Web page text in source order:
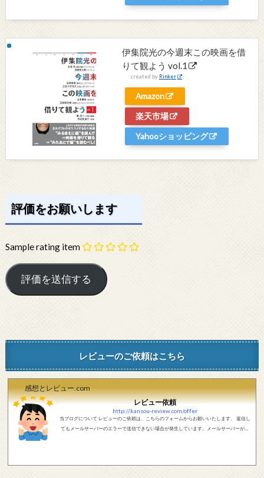
伊集院光の今週末この映画を借
りて観よう vol.1
created by Rinker
Amazon
楽天市場
Yahooショッピング
評価をお願いします
Sample rating item
レビューのご依頼はこちら
感想とレビュー.com
レビュー依頼
http://kansou-review.com/offer
当ブログについて レビューのご依頼は、こちらのフォームからお願いいたします。 返信し
てもメールサーバーのエラーで送信できない場合が発生しています。メールサーバーが正